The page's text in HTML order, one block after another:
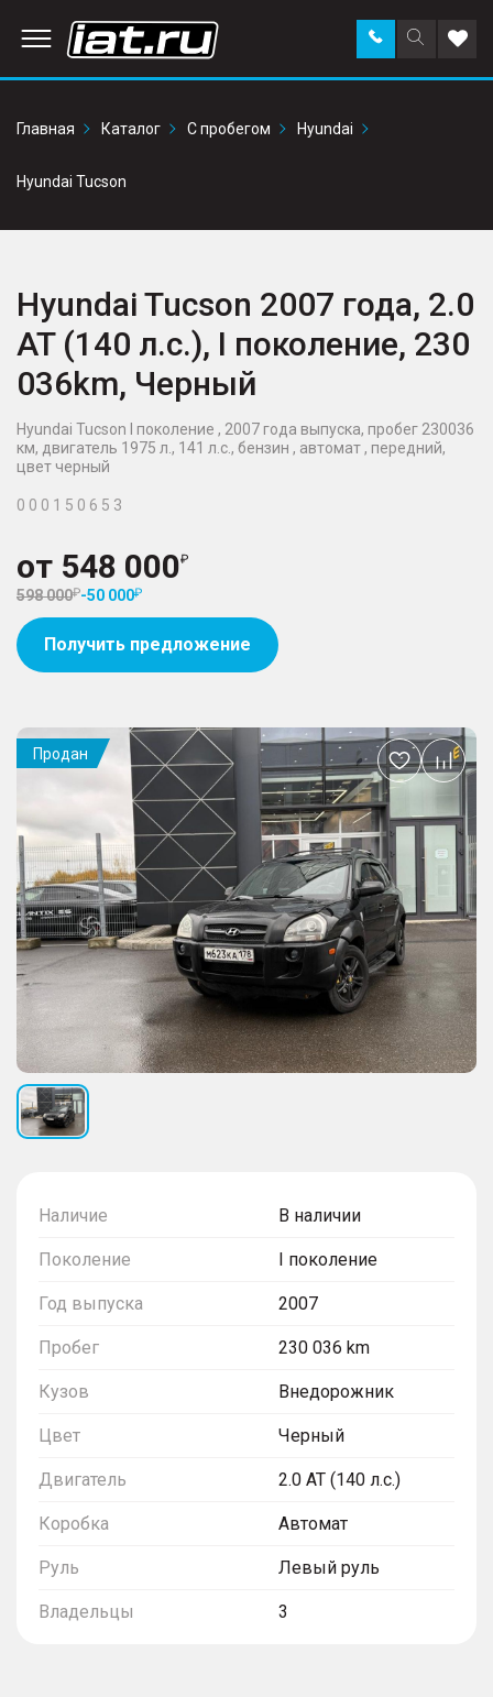
Поиск
по
Заказать
звонок в
Главная
Каталог С пробегом Hyundai
Hyundai Tucson
Hyundai Tucson 2007 года, 2.0
AT (140 л.с.), I поколение, 230
036km, Черный
Hyundai Tucson I поколение , 2007 года выпуска, пробег 230036
км, двигатель 1975 л., 141 л.с., бензин , автомат , передний,
цвет черный
0 0 0 1 5 0 6 5 3
от 548 000
598 000 -50 000
Получить предложение
Наличие В наличии
Поколение I поколение
Год выпуска 2007
Пробег 230 036 km
Кузов Внедорожник
Цвет Черный
Двигатель 2.0 AT (140 л.с.)
Коробка Автомат
Руль Левый руль
Владельцы 3
Продан
Добавить
в
избранное